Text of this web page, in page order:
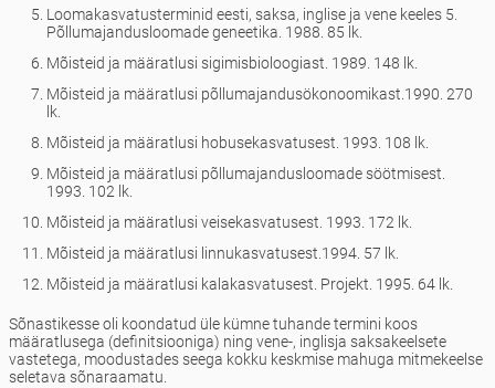
Loomakasvatusterminid eesti, saksa, inglise ja vene keeles 5.
Põllumajandusloomade geneetika. 1988. 85 lk.
Mõisteid ja määratlusi sigimisbioloogiast. 1989. 148 lk.
Mõisteid ja määratlusi põllumajandusökonoomikast.1990. 270
lk.
Mõisteid ja määratlusi hobusekasvatusest. 1993. 108 lk.
Mõisteid ja määratlusi põllumajandusloomade söötmisest.
1993. 102 lk.
Mõisteid ja määratlusi veisekasvatusest. 1993. 172 lk.
Mõisteid ja määratlusi linnukasvatusest.1994. 57 lk.
Mõisteid ja määratlusi kalakasvatusest. Projekt. 1995. 64 lk.
Sõnastikesse oli koondatud üle kümne tuhande termini koos
määratlusega (definitsiooniga) ning vene-, inglisja saksakeelsete
vastetega, moodustades seega kokku keskmise mahuga mitmekeelse
seletava sõnaraamatu.